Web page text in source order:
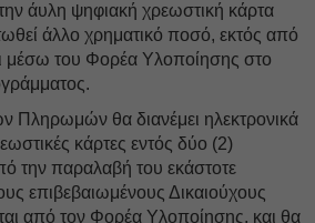
άυλη ψηφιακή χρεωστική κάρτα
άλλο χρηματικό ποσό, εκτός από
μέσω του Φορέα Υλοποίησης στο
θα διανέμει ηλεκτρονικά
κάρτες εντός δύο (2)
την παραλαβή του εκάστοτε
επιβεβαιωμένους Δικαιούχους
από τον Φορέα Υλοποίησης, και θα